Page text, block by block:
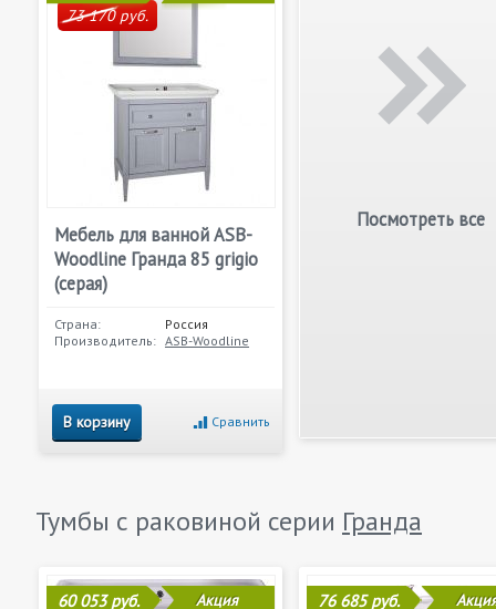
73 170 руб.
Мебель для ванной ASB-
Woodline Гранда 85 grigio
(серая)
Страна:
Россия
Производитель: ASB-Woodline
В корзину Сравнить
Посмотреть все
Тумбы с раковиной серии Гранда
60 053 руб. Акция 76 685 руб.